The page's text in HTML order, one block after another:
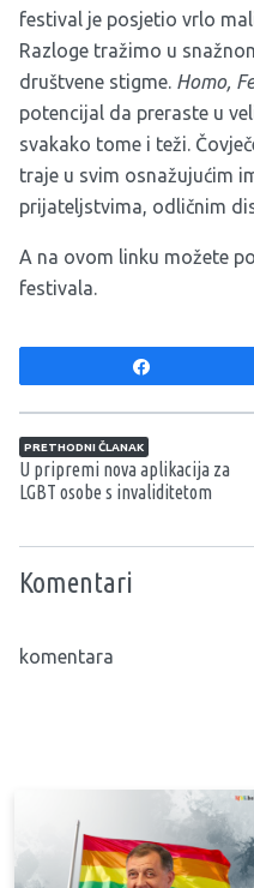
festival je posjetio vrlo
Razloge tražimo u
društvene stigme. Homo,
potencijal da preraste u
svakako tome i teži.
traje u svim osnažujućim
prijateljstvima, odličnim
A na ovom linku možete
festivala.
Navigacija članaka
PRETHODNI ČLANAK
U pripremi nova aplikacija za
LGBT osobe s invaliditetom
Komentari
komentara